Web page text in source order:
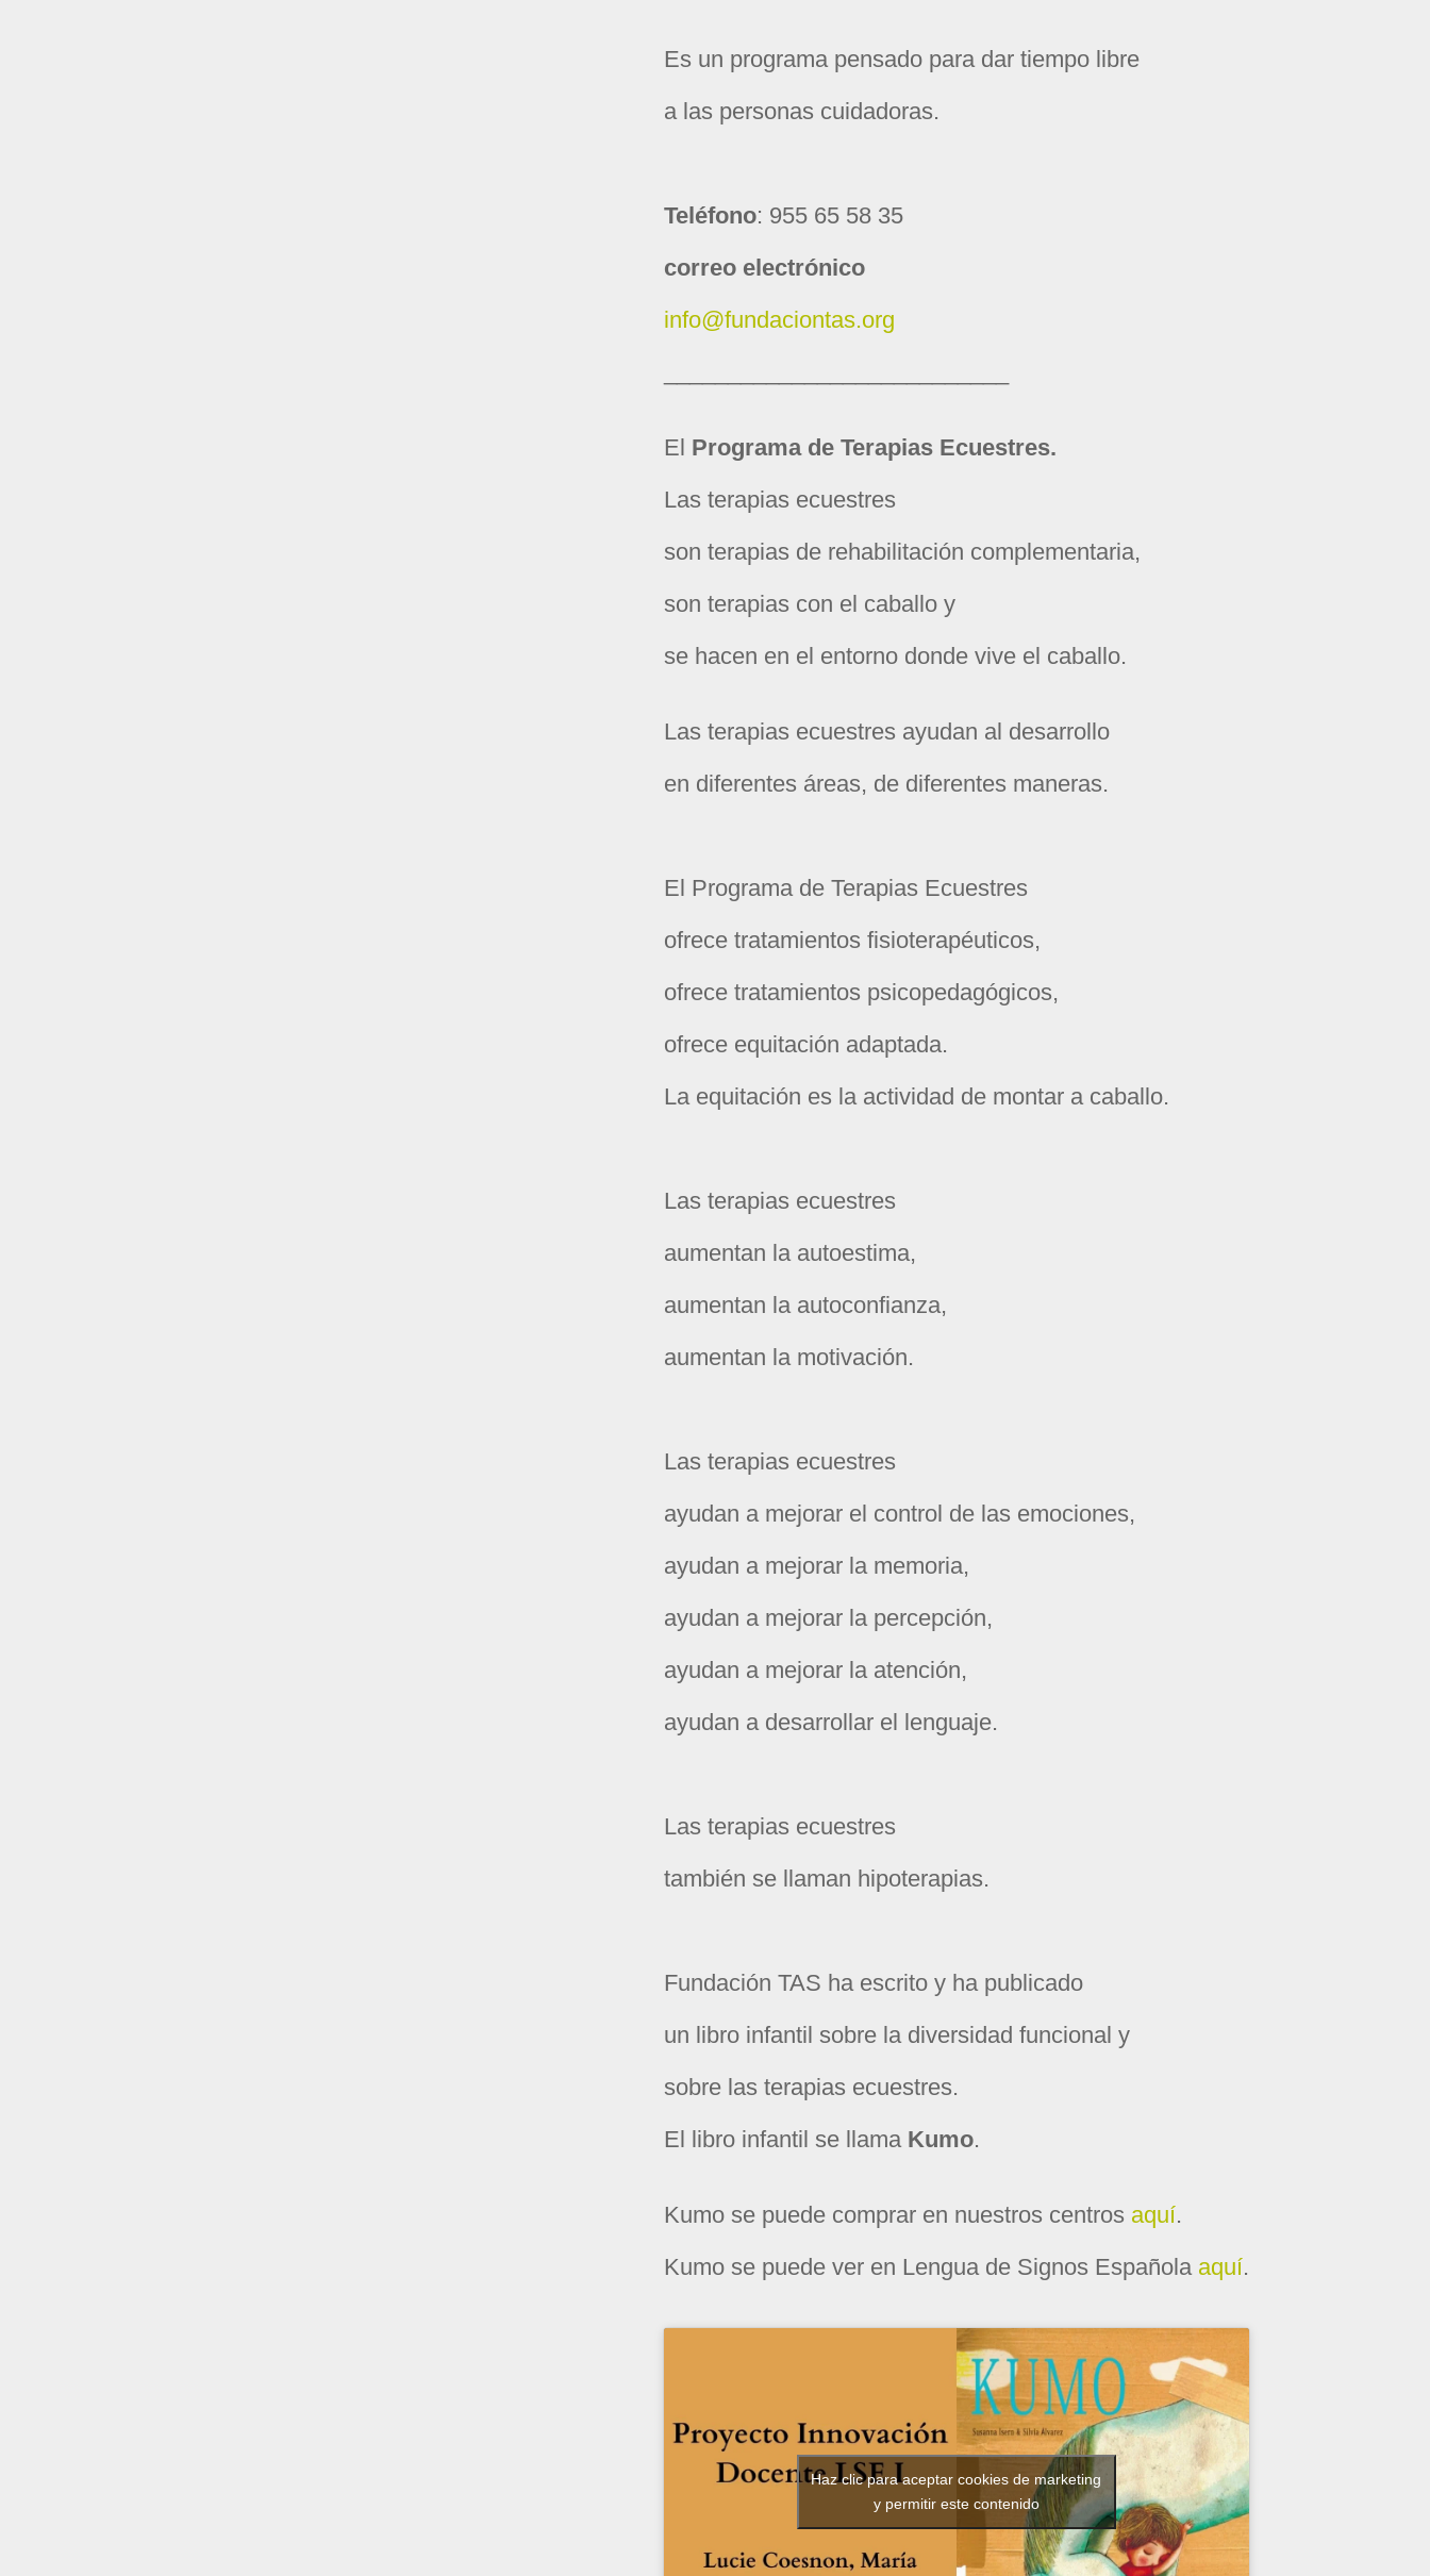
Es un programa pensado para dar tiempo libre
a las personas cuidadoras.
Teléfono: 955 65 58 35
correo electrónico
info@fundaciontas.org
El Programa de Terapias Ecuestres.
Las terapias ecuestres
son terapias de rehabilitación complementaria,
son terapias con el caballo y
se hacen en el entorno donde vive el caballo.
Las terapias ecuestres ayudan al desarrollo
en diferentes áreas, de diferentes maneras.
El Programa de Terapias Ecuestres
ofrece tratamientos fisioterapéuticos,
ofrece tratamientos psicopedagógicos,
ofrece equitación adaptada.
La equitación es la actividad de montar a caballo.
Las terapias ecuestres
aumentan la autoestima,
aumentan la autoconfianza,
aumentan la motivación.
Las terapias ecuestres
ayudan a mejorar el control de las emociones,
ayudan a mejorar la memoria,
ayudan a mejorar la percepción,
ayudan a mejorar la atención,
ayudan a desarrollar el lenguaje.
Las terapias ecuestres
también se llaman hipoterapias.
Fundación TAS ha escrito y ha publicado
un libro infantil sobre la diversidad funcional y
sobre las terapias ecuestres.
El libro infantil se llama Kumo.
Kumo se puede comprar en nuestros centros aquí.
Kumo se puede ver en Lengua de Signos Española aquí.
Haz clic para aceptar cookies de marketing
y permitir este contenido